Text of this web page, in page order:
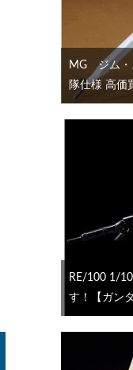
MG ジム・
隊仕様 高価
RE/100 1/
す！【ガン